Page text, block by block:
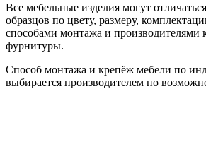
Все мебельные изделия могут
образцов по цвету, размеру,
способами монтажа и
фурнитуры.
Способ монтажа и крепёж мебели по
выбирается производителем по